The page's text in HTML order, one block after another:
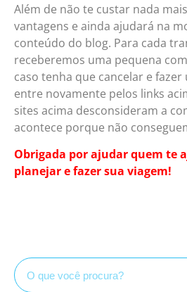
Além de não te custar nada
vantagens e ainda ajudará na
conteúdo do blog. Para cada
receberemos uma pequena
caso tenha que cancelar e fazer
entre novamente pelos links
sites acima desconsideram a
acontece porque não
Obrigada por ajudar quem te
planejar e fazer sua viagem!